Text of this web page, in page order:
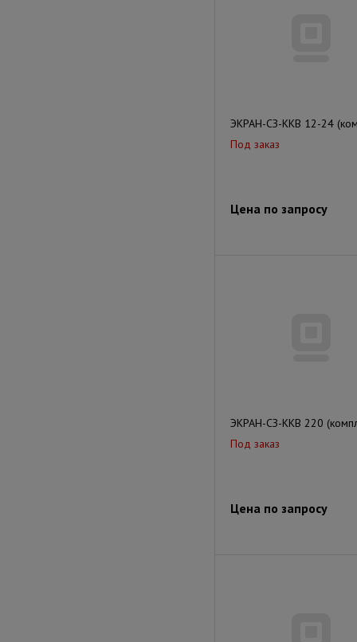
ЭКРАН-СЗ-ККВ 12-24
Под заказ
Цена по запросу
ЭКРАН-СЗ-ККВ 220
Под заказ
Цена по запросу